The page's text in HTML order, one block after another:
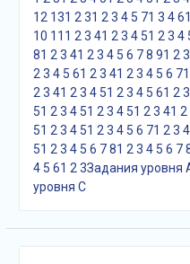
12 131 2 31 2 3 4 5 71 3 4 61
10 11 1 2 3 41 2 3 4 51 2 3 4
81 2 3 41 2 3 4 5 6 7 8 91 2 3
2 3 4 5 61 2 3 41 2 3 4 5 6 71
2 3 41 2 3 4 51 2 3 4 5 61 2 3
51 2 3 4 51 2 3 4 51 2 3 41 2
51 2 3 4 51 2 3 4 5 6 71 2 3 4
51 2 3 4 5 6 7 81 2 3 4 5 6 7
4 5 61 2 3Задания уровня
уровня С